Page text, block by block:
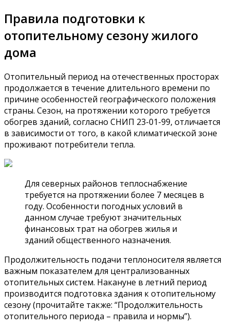
Правила подготовки к
отопительному сезону жилого
дома
Отопительный период на отечественных просторах
продолжается в течение длительного времени по
причине особенностей географического положения
страны. Сезон, на протяжении которого требуется
обогрев зданий, согласно СНИП 23-01-99, отличается
в зависимости от того, в какой климатической зоне
проживают потребители тепла.
Для северных районов теплоснабжение
требуется на протяжении более 7 месяцев в
году. Особенности погодных условий в
данном случае требуют значительных
финансовых трат на обогрев жилья и
зданий общественного назначения.
Продолжительность подачи теплоносителя является
важным показателем для централизованных
отопительных систем. Накануне в летний период
производится подготовка здания к отопительному
сезону (прочитайте также: “Продолжительность
отопительного периода – правила и нормы”).